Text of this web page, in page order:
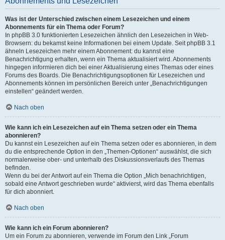
Was ist der Unterschied zwischen einem Lesezeichen und einem
Abonnements für ein Thema oder Forum?
In phpBB 3.0 funktionierten Lesezeichen ähnlich den Lesezeichen in Web-
Browsern: du bekamst keine Informationen bei einem Update. Seit phpBB 3.1
ähneln Lesezeichen mehr einem Abonnement: du kannst eine
Benachrichtigung erhalten, wenn ein Thema aktualisiert wird. Abonnements
hingegen informieren dich bei einer Aktualisierung eines Themas oder eines
Forums des Boards. Die Benachrichtigungsoptionen für Lesezeichen und
Abonnements können im persönlichen Bereich unter „Benachrichtigungen
einstellen“ geändert werden.
Nach oben
Wie kann ich ein Lesezeichen auf ein Thema setzen oder ein Thema
abonnieren?
Du kannst ein Lesezeichen auf ein Thema setzen oder es abonnieren, in dem
du die entsprechende Option in den „Themen-Optionen“ auswählst, die sich
normalerweise ober- und unterhalb des Diskussionsverlaufs des Themas
befinden.
Wenn du bei der Antwort auf ein Thema die Option „Mich benachrichtigen,
sobald eine Antwort geschrieben wurde“ aktivierst, wird das Thema ebenfalls
für dich abonniert.
Nach oben
Wie kann ich ein Forum abonnieren?
Um ein Forum zu abonnieren, verwende im Forum den Link „Forum